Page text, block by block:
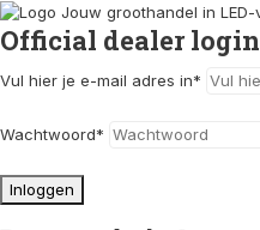
Official dealer login
Vul hier je e-mail adres in*
Wachtwoord*
Inloggen